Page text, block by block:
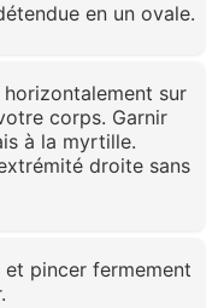
en un ovale.
sur
corps. Garnir
à la myrtille.
droite sans
et pincer fermement